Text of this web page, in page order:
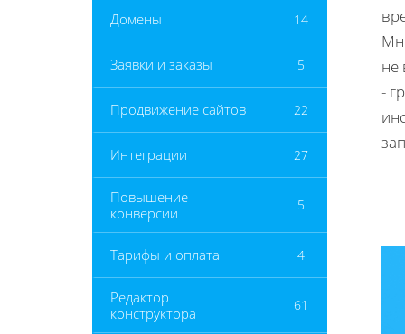
Домены 14
Заявки и заказы 5
Продвижение сайтов 22
Интеграции 27
Повышение
конверсии
5
Тарифы и оплата 4
Редактор
конструктора
61
не
-